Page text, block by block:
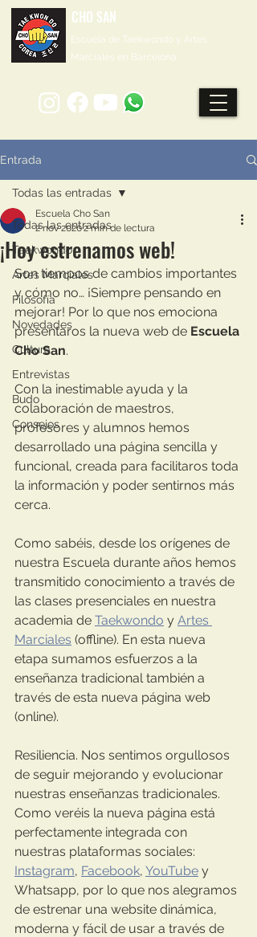
CHO SAN
Escuela de Taekwondo y Artes
Marciales en Barcelona
Entrada
Todas las entradas
Taekwondo
Artes Marciales
Filosofía
Novedades
Cultura
Entrevistas
Budo
Consejos
Todas las entradas
¡Hoy estrenamos web!
Escuela Cho San
2 nov 20202 min de lectura
Son tiempos de cambios importantes
y cómo no… ¡Siempre pensando en
mejorar! Por lo que nos emociona
presentaros la nueva web de Escuela
Cho San.
Con la inestimable ayuda y la
colaboración de maestros,
profesores y alumnos hemos
desarrollado una página sencilla y
funcional, creada para facilitaros toda
la información y poder sentirnos más
cerca.
Como sabéis, desde los orígenes de
nuestra Escuela durante años hemos
transmitido conocimiento a través de
las clases presenciales en nuestra
academia de Taekwondo y Artes
Marciales (offline). En esta nueva
etapa sumamos esfuerzos a la
enseñanza tradicional también a
través de esta nueva página web
(online).
Resiliencia. Nos sentimos orgullosos
de seguir mejorando y evolucionar
nuestras enseñanzas tradicionales.
Como veréis la nueva página está
perfectamente integrada con
nuestras plataformas sociales:
Instagram, Facebook, YouTube y
Whatsapp, por lo que nos alegramos
de estrenar una website dinámica,
moderna y fácil de usar a través de